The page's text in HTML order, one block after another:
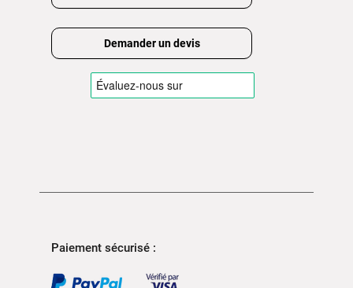
Demander un devis
Paiement sécurisé :